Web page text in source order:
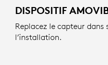
DISPOSITIF
Replacez le capteur
l’installation.